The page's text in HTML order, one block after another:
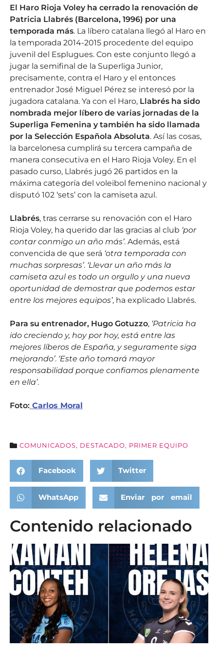
El Haro Rioja Voley ha cerrado la renovación de
Patricia Llabrés (Barcelona, 1996) por una
temporada más. La líbero catalana llegó al Haro en
la temporada 2014-2015 procedente del equipo
juvenil del Esplugues. Con este conjunto llegó a
jugar la semifinal de la Superliga Junior,
precisamente, contra el Haro y el entonces
entrenador José Miguel Pérez se interesó por la
jugadora catalana. Ya con el Haro, Llabrés ha sido
nombrada mejor líbero de varias jornadas de la
Superliga Femenina y también ha sido llamada
por la Selección Española Absoluta. Así las cosas,
la barcelonesa cumplirá su tercera campaña de
manera consecutiva en el Haro Rioja Voley. En el
pasado curso, Llabrés jugó 26 partidos en la
máxima categoría del voleibol femenino nacional y
disputó 102 ‘sets’ con la camiseta azul.
Llabrés, tras cerrarse su renovación con el Haro
Rioja Voley, ha querido dar las gracias al club ‘por
contar conmigo un año más’. Además, está
convencida de que será ‘otra temporada con
muchas sorpresas’. ‘Llevar un año más la
camiseta azul es todo un orgullo y una nueva
oportunidad de demostrar que podemos estar
entre los mejores equipos’, ha explicado Llabrés.
Para su entrenador, Hugo Gotuzzo, ‘Patricia ha
ido creciendo y, hoy por hoy, está entre las
mejores líberos de España, y seguramente siga
mejorando’. ‘Este año tomará mayor
responsabilidad porque confiamos plenamente
en ella’.
Foto: Carlos Moral
COMUNICADOS, DESTACADO, PRIMER EQUIPO
Facebook Twitter
WhatsApp Enviar por email
Contenido relacionado